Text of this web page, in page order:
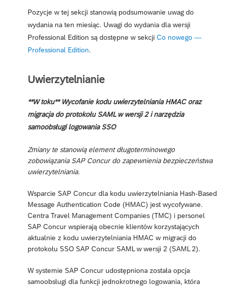
Pozycje w tej sekcji stanowią podsumowanie uwag do
wydania na ten miesiąc. Uwagi do wydania dla wersji
Professional Edition są dostępne w sekcji Co nowego —
Professional Edition.
Uwierzytelnianie
**W toku** Wycofanie kodu uwierzytelniania HMAC oraz
migracja do protokołu SAML w wersji 2 i narzędzia
samoobsługi logowania SSO
Zmiany te stanowią element długoterminowego
zobowiązania SAP Concur do zapewnienia bezpieczeństwa
uwierzytelniania.
Wsparcie SAP Concur dla kodu uwierzytelniania Hash-Based
Message Authentication Code (HMAC) jest wycofywane.
Centra Travel Management Companies (TMC) i personel
SAP Concur wspierają obecnie klientów korzystających
aktualnie z kodu uwierzytelniania HMAC w migracji do
protokołu SSO SAP Concur SAML w wersji 2 (SAML 2).
W systemie SAP Concur udostępniona została opcja
samoobsługi dla funkcji jednokrotnego logowania, która